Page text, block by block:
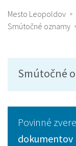
Mesto Leopoldov
Smútočné oznamy
Smútočné
Povinné
dokumentov